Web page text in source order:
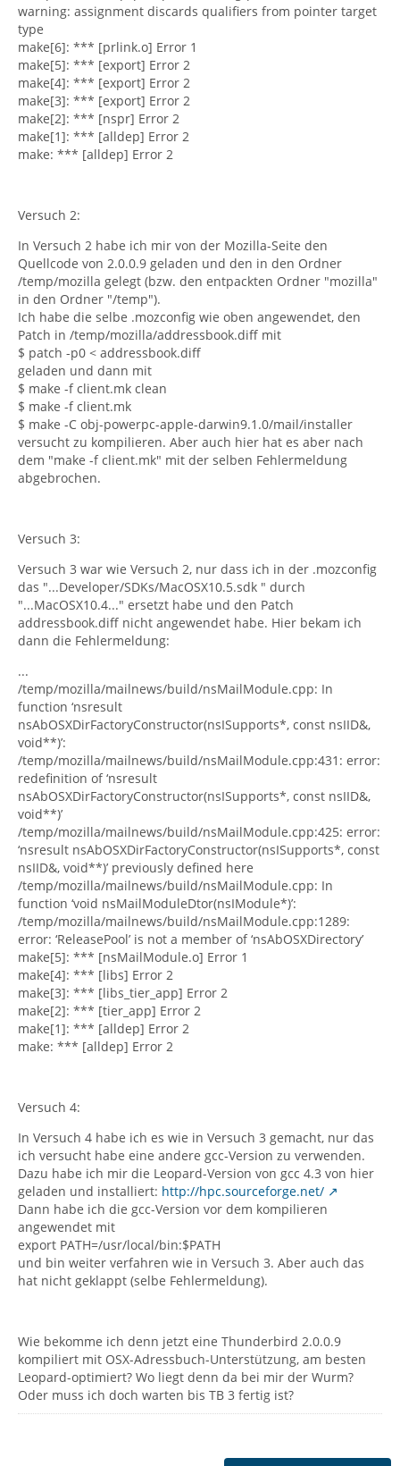
warning: assignment discards qualifiers from pointer target
type
make[6]: *** [prlink.o] Error 1
make[5]: *** [export] Error 2
make[4]: *** [export] Error 2
make[3]: *** [export] Error 2
make[2]: *** [nspr] Error 2
make[1]: *** [alldep] Error 2
make: *** [alldep] Error 2
Versuch 2:
In Versuch 2 habe ich mir von der Mozilla-Seite den
Quellcode von 2.0.0.9 geladen und den in den Ordner
/temp/mozilla gelegt (bzw. den entpackten Ordner "mozilla"
in den Ordner "/temp").
Ich habe die selbe .mozconfig wie oben angewendet, den
Patch in /temp/mozilla/addressbook.diff mit
$ patch -p0 < addressbook.diff
geladen und dann mit
$ make -f client.mk clean
$ make -f client.mk
$ make -C obj-powerpc-apple-darwin9.1.0/mail/installer
versucht zu kompilieren. Aber auch hier hat es aber nach
dem "make -f client.mk" mit der selben Fehlermeldung
abgebrochen.
Versuch 3:
Versuch 3 war wie Versuch 2, nur dass ich in der .mozconfig
das "...Developer/SDKs/MacOSX10.5.sdk " durch
"...MacOSX10.4..." ersetzt habe und den Patch
addressbook.diff nicht angewendet habe. Hier bekam ich
dann die Fehlermeldung:
...
/temp/mozilla/mailnews/build/nsMailModule.cpp: In
function ‘nsresult
nsAbOSXDirFactoryConstructor(nsISupports*, const nsIID&,
void**)’:
/temp/mozilla/mailnews/build/nsMailModule.cpp:431: error:
redefinition of ‘nsresult
nsAbOSXDirFactoryConstructor(nsISupports*, const nsIID&,
void**)’
/temp/mozilla/mailnews/build/nsMailModule.cpp:425: error:
‘nsresult nsAbOSXDirFactoryConstructor(nsISupports*, const
nsIID&, void**)’ previously defined here
/temp/mozilla/mailnews/build/nsMailModule.cpp: In
function ‘void nsMailModuleDtor(nsIModule*)’:
/temp/mozilla/mailnews/build/nsMailModule.cpp:1289:
error: ‘ReleasePool’ is not a member of ‘nsAbOSXDirectory’
make[5]: *** [nsMailModule.o] Error 1
make[4]: *** [libs] Error 2
make[3]: *** [libs_tier_app] Error 2
make[2]: *** [tier_app] Error 2
make[1]: *** [alldep] Error 2
make: *** [alldep] Error 2
Versuch 4:
In Versuch 4 habe ich es wie in Versuch 3 gemacht, nur das
ich versucht habe eine andere gcc-Version zu verwenden.
Dazu habe ich mir die Leopard-Version von gcc 4.3 von hier
geladen und installiert: http://hpc.sourceforge.net/
Dann habe ich die gcc-Version vor dem kompilieren
angewendet mit
export PATH=/usr/local/bin:$PATH
und bin weiter verfahren wie in Versuch 3. Aber auch das
hat nicht geklappt (selbe Fehlermeldung).
Wie bekomme ich denn jetzt eine Thunderbird 2.0.0.9
kompiliert mit OSX-Adressbuch-Unterstützung, am besten
Leopard-optimiert? Wo liegt denn da bei mir der Wurm?
Oder muss ich doch warten bis TB 3 fertig ist?